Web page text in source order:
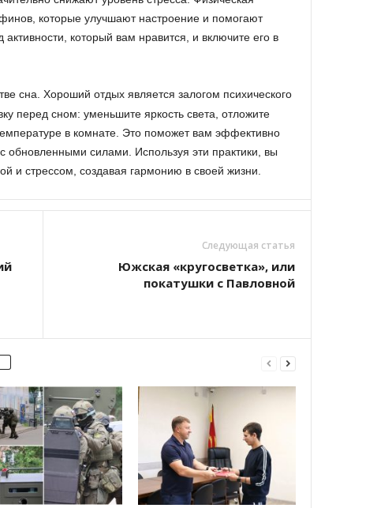
которые улучшают настроение и помогают
активности, который вам нравится, и включите его в
сна. Хороший отдых является залогом психического
перед сном: уменьшите яркость света, отложите
в комнате. Это поможет вам эффективно
обновленными силами. Используя эти практики, вы
и стрессом, создавая гармонию в своей жизни.
Следующая статья
Южская «кругосветка», или
покатушки с Павловной